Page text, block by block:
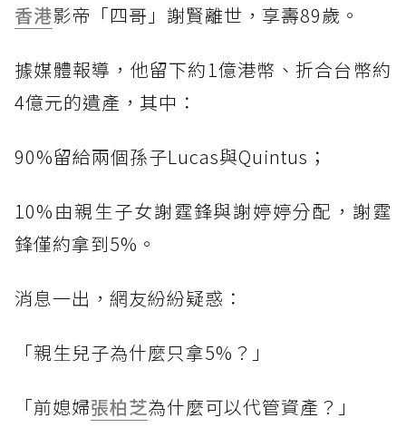
香港影帝「四哥」謝賢離世，享壽89歲。
據媒體報導，他留下約1億港幣、折合台幣約
4億元的遺產，其中：
90%留給兩個孫子Lucas與Quintus；
10%由親生子女謝霆鋒與謝婷婷分配，謝霆
鋒僅約拿到5%。
消息一出，網友紛紛疑惑：
「親生兒子為什麼只拿5%？」
「前媳婦張柏芝為什麼可以代管資產？」